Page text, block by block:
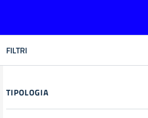
FILTRI
Filtri
TIPOLOGIA